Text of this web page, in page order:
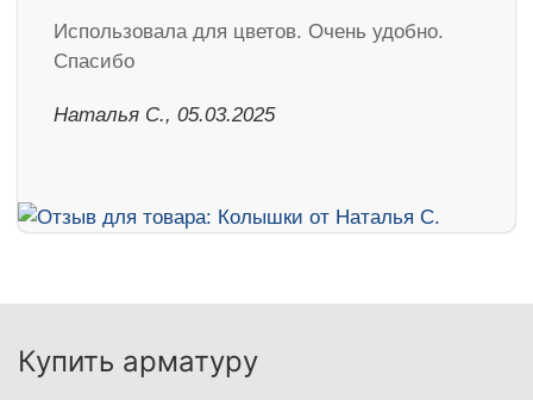
Использовала для цветов. Очень удобно.
Спасибо
Наталья С., 05.03.2025
Купить арматуру